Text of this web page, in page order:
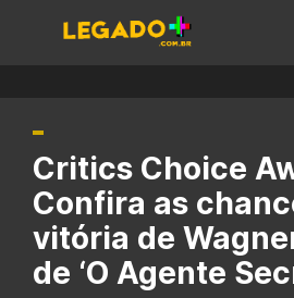
Critics Choice
Confira as
vitória de
de ‘O Agente